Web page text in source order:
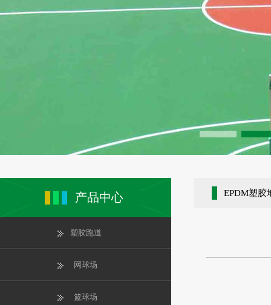
产品中心
塑胶跑道
网球场
篮球场
EPDM塑胶